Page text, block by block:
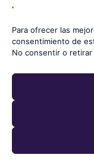
Para ofrecer las
consentimiento de
No consentir o